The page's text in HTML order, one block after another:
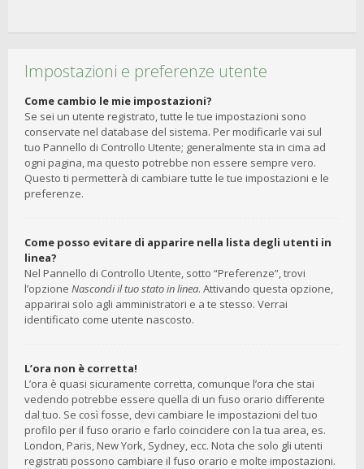
Impostazioni e preferenze utente
Come cambio le mie impostazioni?
Se sei un utente registrato, tutte le tue impostazioni sono
conservate nel database del sistema. Per modificarle vai sul
tuo Pannello di Controllo Utente; generalmente sta in cima ad
ogni pagina, ma questo potrebbe non essere sempre vero.
Questo ti permetterà di cambiare tutte le tue impostazioni e le
preferenze.
Come posso evitare di apparire nella lista degli utenti in
linea?
Nel Pannello di Controllo Utente, sotto “Preferenze”, trovi
l’opzione Nascondi il tuo stato in linea. Attivando questa opzione,
apparirai solo agli amministratori e a te stesso. Verrai
identificato come utente nascosto.
L’ora non è corretta!
L’ora è quasi sicuramente corretta, comunque l’ora che stai
vedendo potrebbe essere quella di un fuso orario differente
dal tuo. Se così fosse, devi cambiare le impostazioni del tuo
profilo per il fuso orario e farlo coincidere con la tua area, es.
London, Paris, New York, Sydney, ecc. Nota che solo gli utenti
registrati possono cambiare il fuso orario e molte impostazioni.